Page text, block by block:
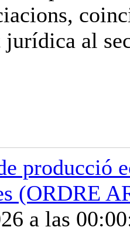
jurídica al
producció
(ORDRE
a las